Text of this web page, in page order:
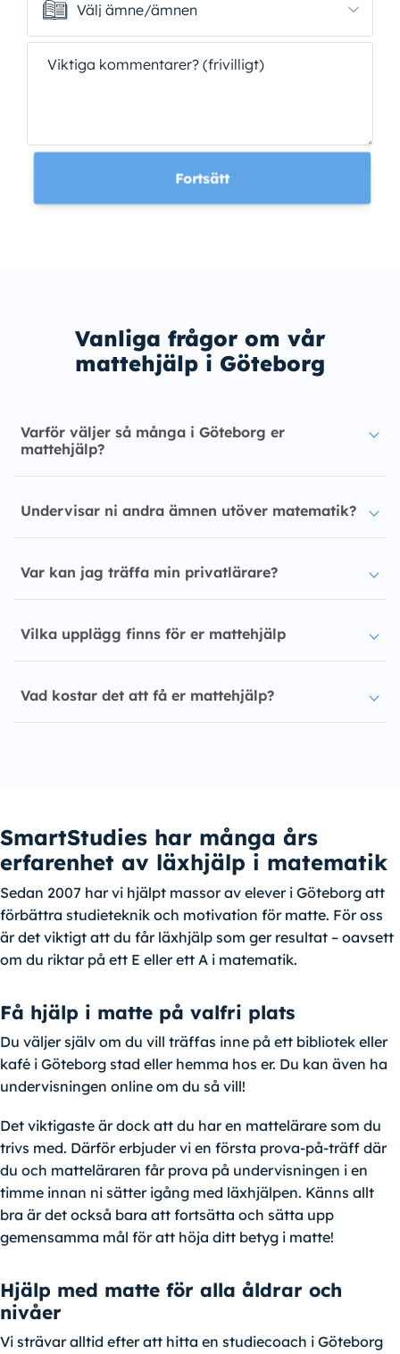
Välj ämne/ämnen
Välj ämne/ämnen
Viktiga kommentarer? (frivilligt)
Fortsätt
Vanliga frågor om vår
mattehjälp i Göteborg
Varför väljer så många i Göteborg er
mattehjälp?
Undervisar ni andra ämnen utöver matematik?
Var kan jag träffa min privatlärare?
Vilka upplägg finns för er mattehjälp
Vad kostar det att få er mattehjälp?
SmartStudies har många års
erfarenhet av läxhjälp i matematik
Sedan 2007 har vi hjälpt massor av elever i Göteborg att
förbättra studieteknik och motivation för matte. För oss
är det viktigt att du får läxhjälp som ger resultat – oavsett
om du riktar på ett E eller ett A i matematik.
Få hjälp i matte på valfri plats
Du väljer själv om du vill träffas inne på ett bibliotek eller
kafé i Göteborg stad eller hemma hos er. Du kan även ha
undervisningen online om du så vill!
Det viktigaste är dock att du har en mattelärare som du
trivs med. Därför erbjuder vi en första prova-på-träff där
du och matteläraren får prova på undervisningen i en
timme innan ni sätter igång med läxhjälpen. Känns allt
bra är det också bara att fortsätta och sätta upp
gemensamma mål för att höja ditt betyg i matte!
Hjälp med matte för alla åldrar och
nivåer
Vi strävar alltid efter att hitta en studiecoach i Göteborg